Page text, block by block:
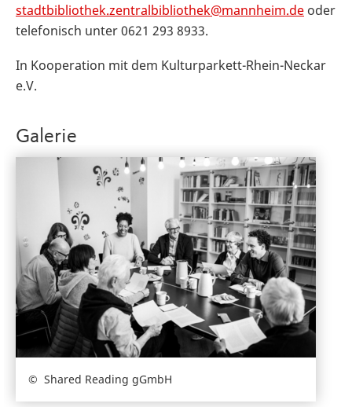
stadtbibliothek.zentralbibliothek@mannheim.de oder
telefonisch unter 0621 293 8933.
In Kooperation mit dem Kulturparkett-Rhein-Neckar
e.V.
Galerie
Shared Reading gGmbH